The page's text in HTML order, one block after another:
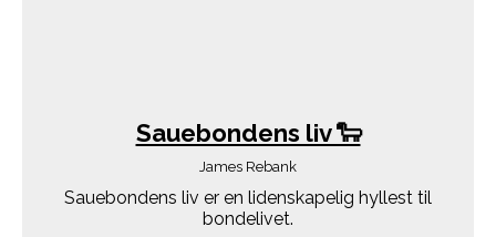
Sauebondens liv 🐑
James Rebank
Sauebondens liv er en lidenskapelig hyllest til
bondelivet.